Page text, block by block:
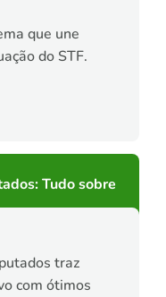
que une
do STF.
Tudo sobre
traz
com ótimos